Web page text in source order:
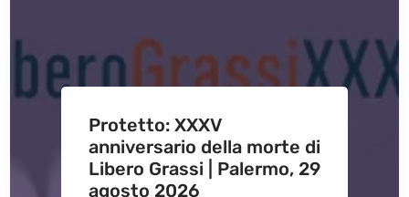
Protetto: XXXV
anniversario della morte di
Libero Grassi | Palermo, 29
agosto 2026